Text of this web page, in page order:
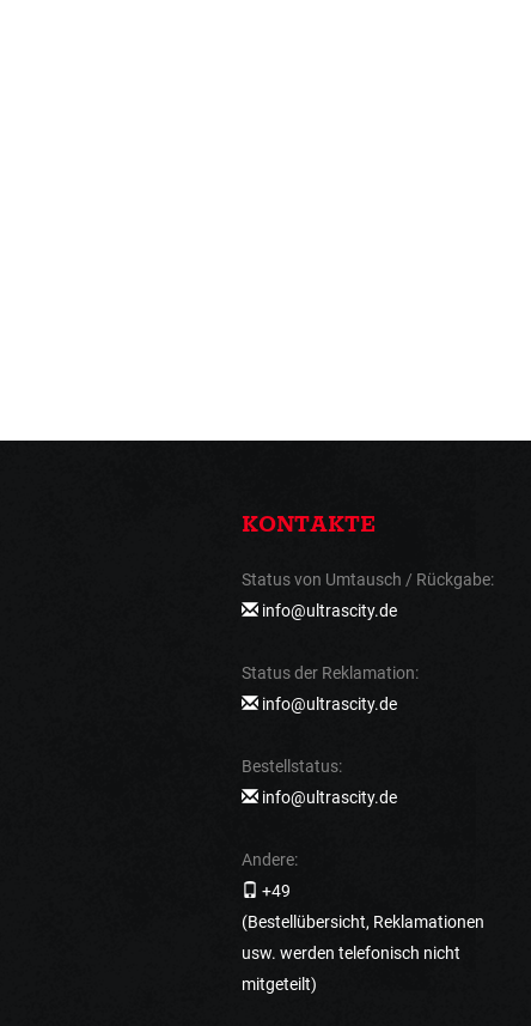
KONTAKTE
Status von Umtausch / Rückgabe:
info@ultrascity.de
Status der Reklamation:
info@ultrascity.de
Bestellstatus:
info@ultrascity.de
Andere:
+49
(Bestellübersicht, Reklamationen
usw. werden telefonisch nicht
mitgeteilt)